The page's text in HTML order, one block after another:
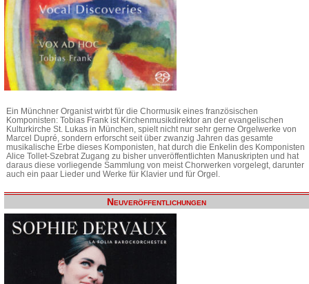
Ein Münchner Organist wirbt für die Chormusik eines französischen
Komponisten: Tobias Frank ist Kirchenmusikdirektor an der evangelischen
Kulturkirche St. Lukas in München, spielt nicht nur sehr gerne Orgelwerke von
Marcel Dupré, sondern erforscht seit über zwanzig Jahren das gesamte
musikalische Erbe dieses Komponisten, hat durch die Enkelin des Komponisten
Alice Tollet-Szebrat Zugang zu bisher unveröffentlichten Manuskripten und hat
daraus diese vorliegende Sammlung von meist Chorwerken vorgelegt, darunter
auch ein paar Lieder und Werke für Klavier und für Orgel.
Neuveröffentlichungen